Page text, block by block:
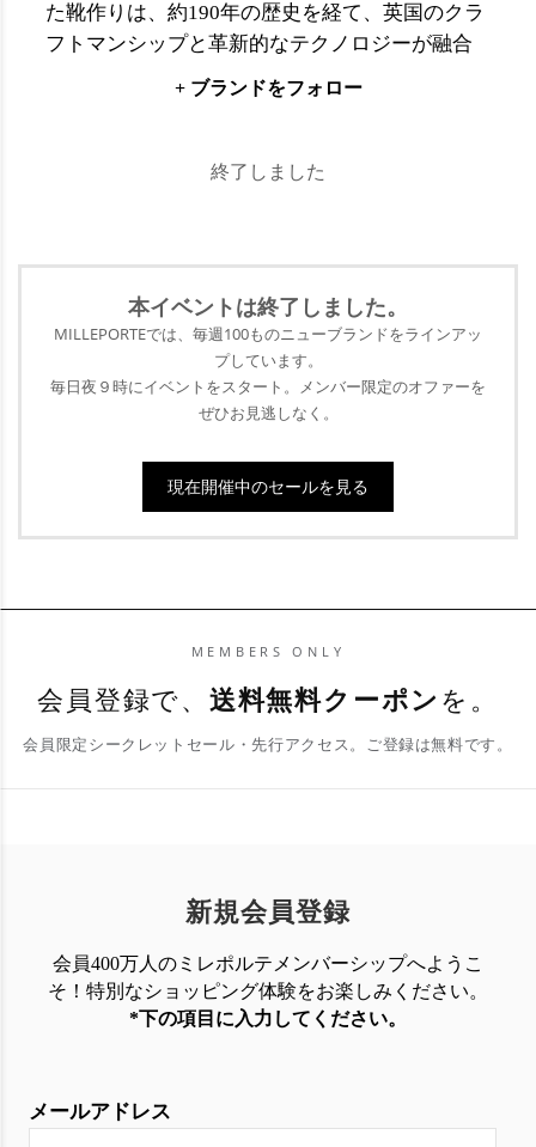
た靴作りは、約190年の歴史を経て、英国のクラ
フトマンシップと革新的なテクノロジーが融合
した世界的なカジュアルシューズブランドへと
成長しました。創業以来、履きやすさと快適さ
やワラビーなど伝説のモデルを世に送り出し、
雨や雪の日でも滑りにくい独自のゴム素材のア
ウターソールや、高いクッション性で快適な歩
行をもたらすインナーソールなど、自社開発の
素材を駆使したシューズは、年齢を問わず履き
続けられるブランドとしてグローバルに高い人
気を誇っています。
+ ブランドをフォロー
終了しました
本イベントは終了 しました。
MILLEPORTEでは、毎週100ものニューブランドをラインアッ
プしています。
毎日夜９時にイベントをスタート。メンバー限定のオファーを
ぜひお見逃しなく。
現在開催中のセールを見る
MEMBERS ONLY
会員登録で、 送料無料クーポン を。
会員限定シークレットセール・先行アクセス。ご登録は無料です。
新規会員登録
会員400万人のミレポルテメンバーシップへようこ
そ！特別なショッピング体験をお楽しみください。
*下の項目に入力してください。
メールアドレス